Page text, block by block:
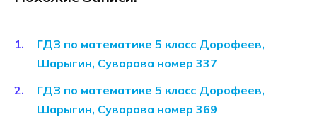
ГДЗ по математике 5 класс Дорофеев,
Шарыгин, Суворова номер 337
ГДЗ по математике 5 класс Дорофеев,
Шарыгин, Суворова номер 369